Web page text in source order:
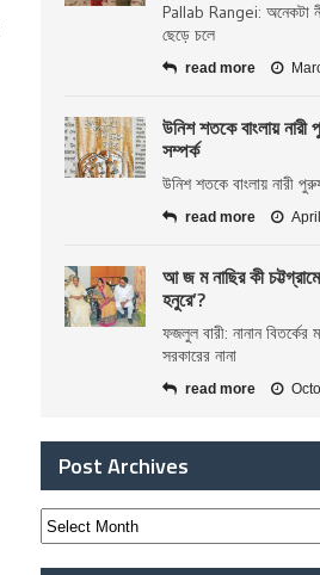
Pallab Rangei: অনেকটা
ছেড়ে চলে
read more
উনিশ শতকে বাংলায় নারী
সম্পর্ক
উনিশ শতকে বাংলায় নারী
read more
আ জ ম নাছির কী
হনুরে’?
ফজলুল বারী: নানান বিতর্কের
সরকারের নানা
read more
Post Archives